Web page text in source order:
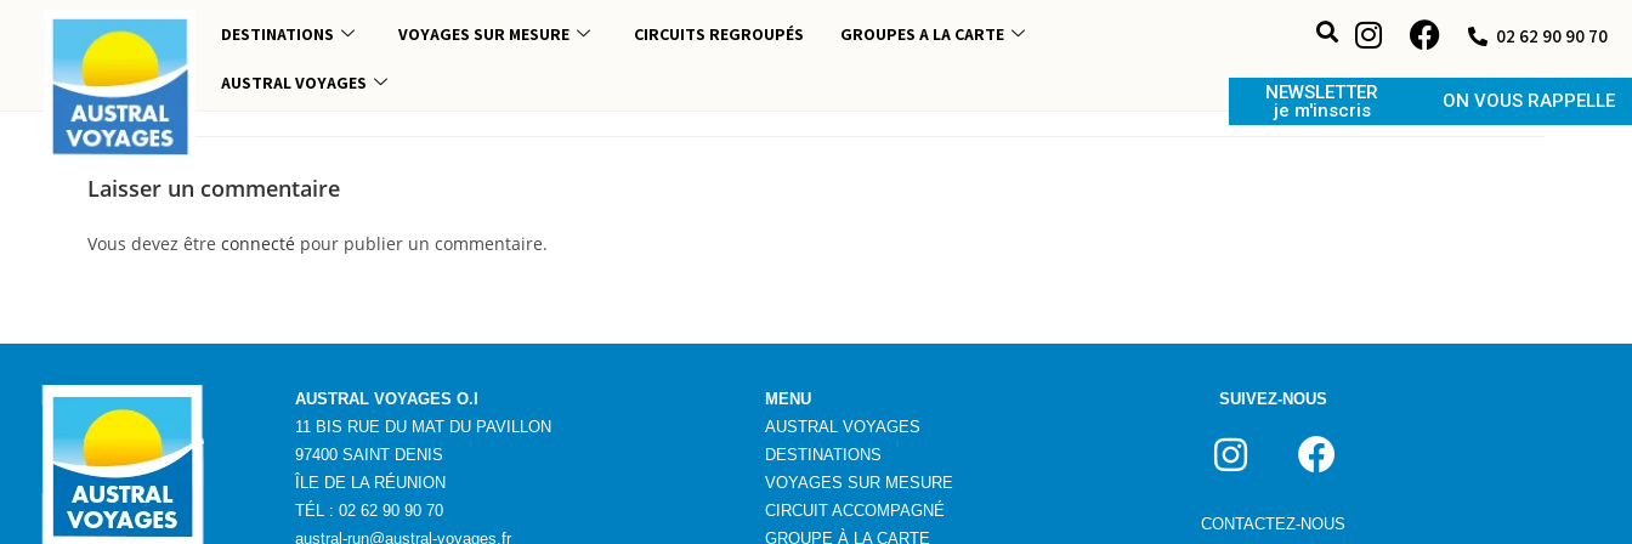
DESTINATIONS VOYAGES SUR MESURE CIRCUITS REGROUPÉS GROUPES A LA CARTE
AUSTRAL VOYAGES
02 62 90 90 70
NEWSLETTER
je m'inscris
ON VOUS RAPPELLE
Laisser un commentaire
Vous devez être connecté pour publier un commentaire.
AUSTRAL VOYAGES O.I
11 BIS RUE DU MAT DU PAVILLON
97400 SAINT DENIS
ÎLE DE LA RÉUNION
TÉL : 02 62 90 90 70
austral-run@austral-voyages.fr
MENU
AUSTRAL VOYAGES
DESTINATIONS
VOYAGES SUR MESURE
CIRCUIT ACCOMPAGNÉ
GROUPE ÀLA CARTE
SUIVEZ-NOUS
CONTACTEZ-NOUS